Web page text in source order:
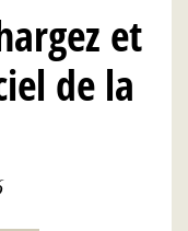
C
N
I
L
et
de la